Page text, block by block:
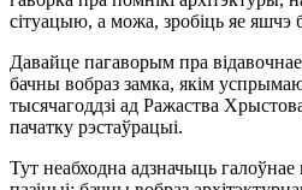
сітуацыю, а можа, зробіць яе яшчэ
Давайце пагаворым пра
бачны вобраз замка, якім
тысячагоддзі ад Ражаства
пачатку рэстаўрацыі.
Тут неабходна адзначыць